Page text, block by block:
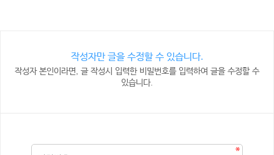
작성자만 글을 수정할 수 있습니다.
작성자 본인이라면, 글 작성시 입력한 비밀번호를 입력하여 글을 수정할 수
있습니다.